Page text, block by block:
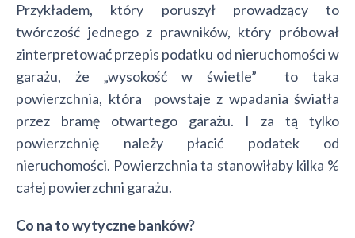
Przykładem, który poruszył prowadzący to
twórczość jednego z prawników, który próbował
zinterpretować przepis podatku od nieruchomości w
garażu, że „wysokość w świetle” to taka
powierzchnia, która powstaje z wpadania światła
przez bramę otwartego garażu. I za tą tylko
powierzchnię należy płacić podatek od
nieruchomości. Powierzchnia ta stanowiłaby kilka %
całej powierzchni garażu.
Co na to wytyczne banków?